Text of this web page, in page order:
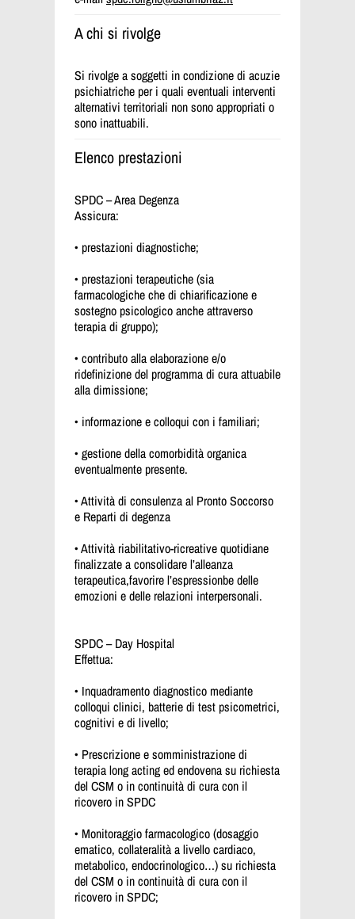
A chi si rivolge
Si rivolge a soggetti in condizione di acuzie
psichiatriche per i quali eventuali interventi
alternativi territoriali non sono appropriati o
sono inattuabili.
Elenco prestazioni
SPDC – Area Degenza
Assicura:
• prestazioni diagnostiche;
• prestazioni terapeutiche (sia
farmacologiche che di chiarificazione e
sostegno psicologico anche attraverso
terapia di gruppo);
• contributo alla elaborazione e/o
ridefinizione del programma di cura attuabile
alla dimissione;
• informazione e colloqui con i familiari;
• gestione della comorbidità organica
eventualmente presente.
• Attività di consulenza al Pronto Soccorso
e Reparti di degenza
• Attività riabilitativo-ricreative quotidiane
finalizzate a consolidare l’alleanza
terapeutica,favorire l’espressionbe delle
emozioni e delle relazioni interpersonali.
SPDC – Day Hospital
Effettua:
• Inquadramento diagnostico mediante
colloqui clinici, batterie di test psicometrici,
cognitivi e di livello;
• Prescrizione e somministrazione di
terapia long acting ed endovena su richiesta
del CSM o in continuità di cura con il
ricovero in SPDC
• Monitoraggio farmacologico (dosaggio
ematico, collateralità a livello cardiaco,
metabolico, endocrinologico…) su richiesta
del CSM o in continuità di cura con il
ricovero in SPDC;